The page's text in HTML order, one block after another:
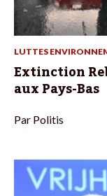
LUTTES
Extinction
aux Pays-Bas
Par Politis